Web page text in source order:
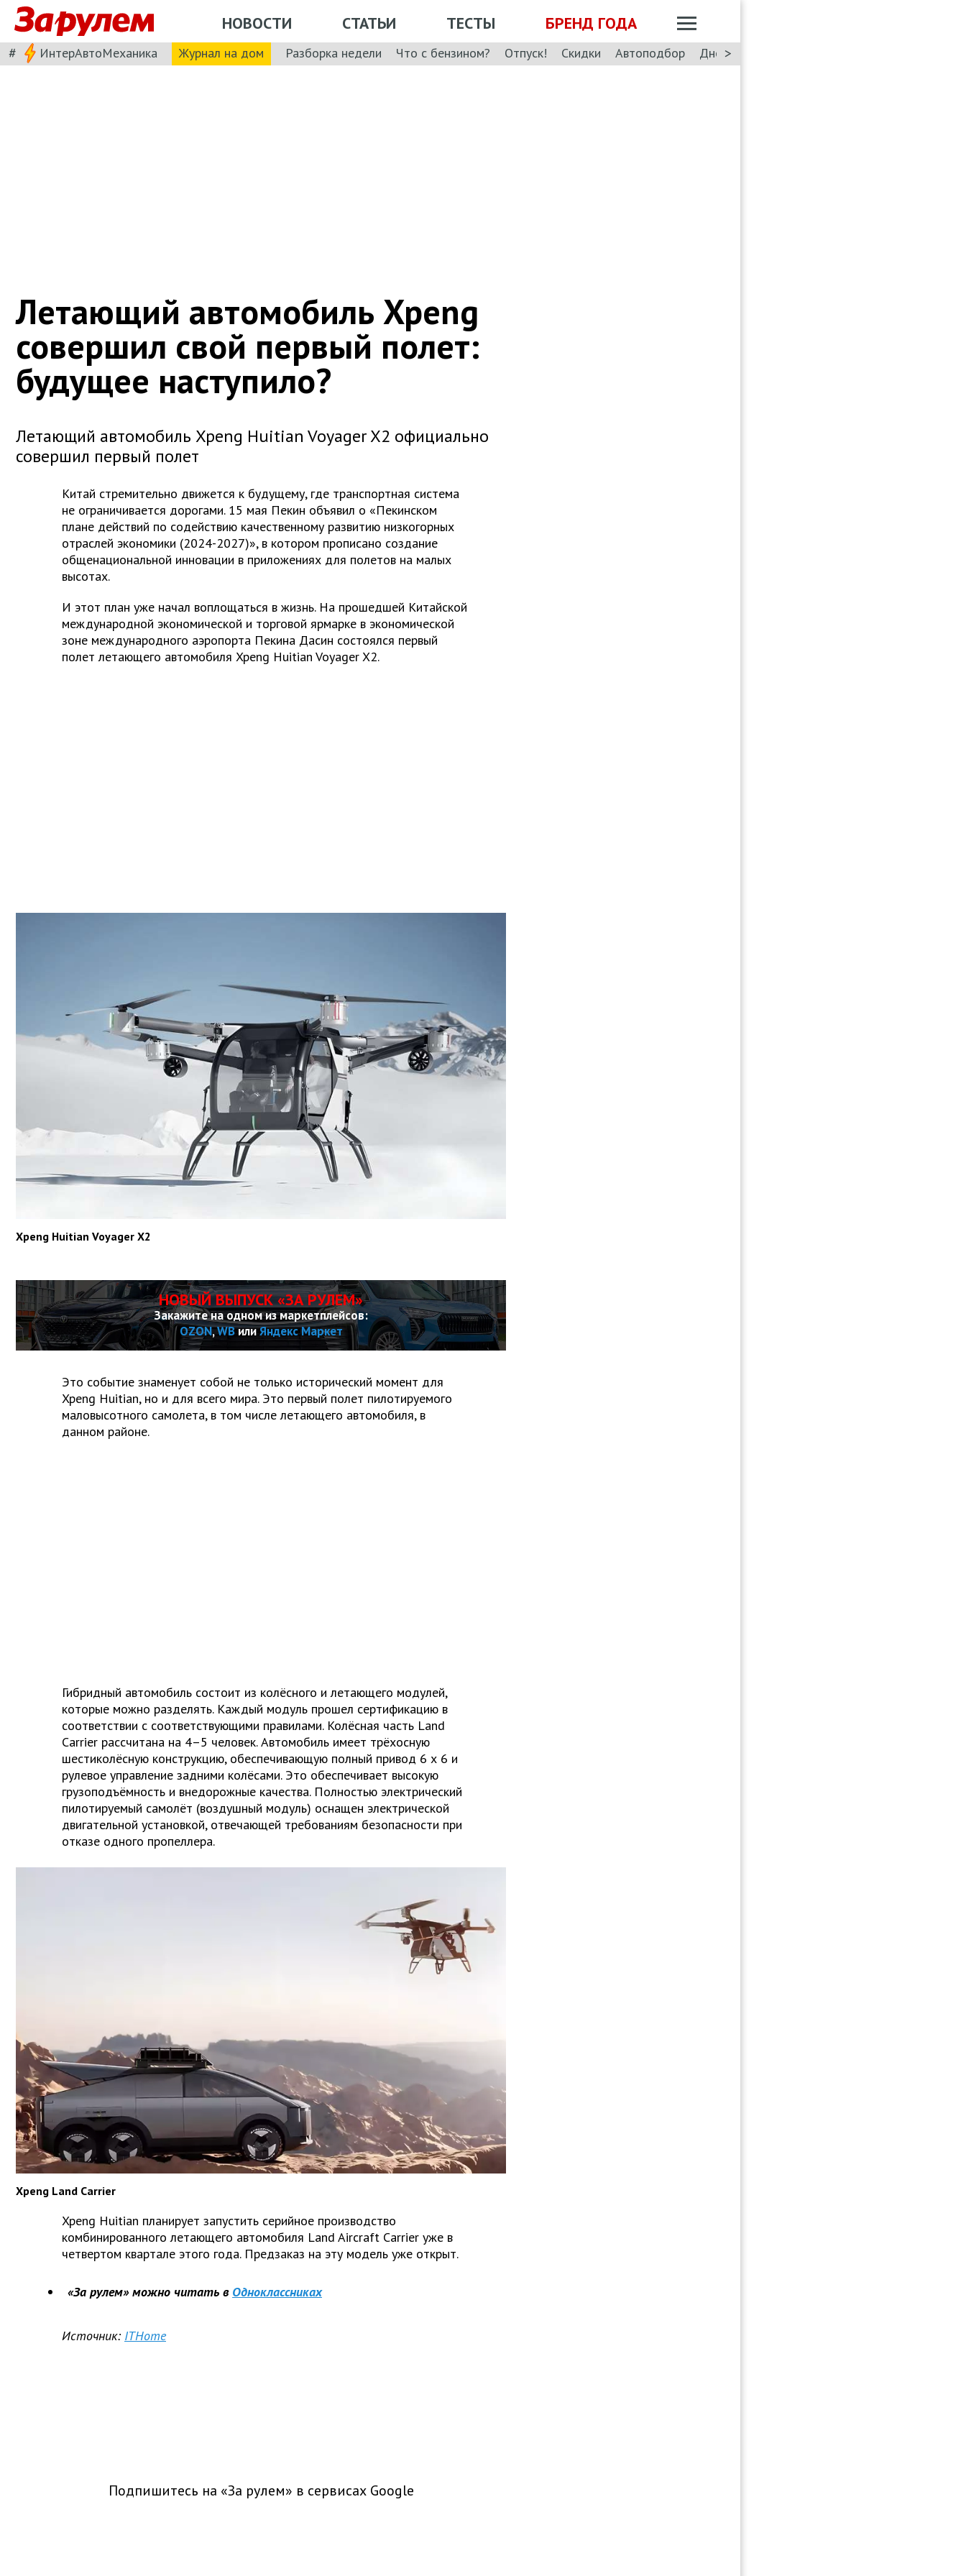
НОВОСТИ СТАТЬИ ТЕСТЫ БРЕНД ГОДА
# ИнтерАвтоМеханика Журнал на дом Разборка недели Что с бензином? Отпуск! Скидки Автоподбор Дневник: Лада Искра
>
Летающий автомобиль Xpeng
совершил свой первый полет:
будущее наступило?
Летающий автомобиль Xpeng Huitian Voyager X2 официально
совершил первый полет
Китай стремительно движется к будущему, где транспортная система
не ограничивается дорогами. 15 мая Пекин объявил о «Пекинском
плане действий по содействию качественному развитию низкогорных
отраслей экономики (2024-2027)», в котором прописано создание
общенациональной инновации в приложениях для полетов на малых
высотах.
И этот план уже начал воплощаться в жизнь. На прошедшей Китайской
международной экономической и торговой ярмарке в экономической
зоне международного аэропорта Пекина Дасин состоялся первый
полет летающего автомобиля Xpeng Huitian Voyager X2.
Xpeng Huitian Voyager X2
НОВЫЙ ВЫПУСК «ЗА РУЛЕМ»
Закажите на одном из маркетплейсов:
OZON,WBилиЯндекс Маркет
Это событие знаменует собой не только исторический момент для
Xpeng Huitian, но и для всего мира. Это первый полет пилотируемого
маловысотного самолета, в том числе летающего автомобиля, в
данном районе.
Гибридный автомобиль состоит из колёсного и летающего модулей,
которые можно разделять. Каждый модуль прошел сертификацию в
соответствии с соответствующими правилами. Колёсная часть Land
Carrier рассчитана на 4–5 человек. Автомобиль имеет трёхосную
шестиколёсную конструкцию, обеспечивающую полный привод 6 х 6 и
рулевое управление задними колёсами. Это обеспечивает высокую
грузоподъёмность и внедорожные качества. Полностью электрический
пилотируемый самолёт (воздушный модуль) оснащен электрической
двигательной установкой, отвечающей требованиям безопасности при
отказе одного пропеллера.
Xpeng Land Carrier
Xpeng Huitian планирует запустить серийное производство
комбинированного летающего автомобиля Land Aircraft Carrier уже в
четвертом квартале этого года. Предзаказ на эту модель уже открыт.
«За рулем» можно читать в Одноклассниках
Источник: ITHome
Подпишитесь на «За рулем» в сервисах Google